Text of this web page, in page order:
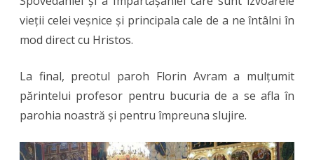
vieții celei veșnice și principala cale de a ne întâlni în
mod direct cu Hristos.
La final, preotul paroh Florin Avram a mulțumit
părintelui profesor pentru bucuria de a se afla în
parohia noastră și pentru împreuna slujire.